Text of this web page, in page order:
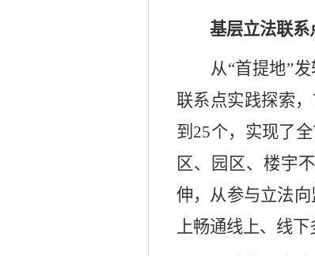
基层立法联系
从“首提地”
联系点实践探索
到25个，实现了
区、园区、楼宇
伸，从参与立法
上畅通线上、线下